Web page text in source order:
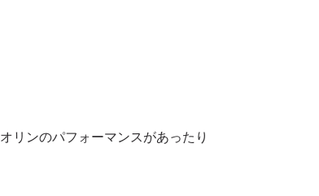
リンのパフォーマンスがあったり